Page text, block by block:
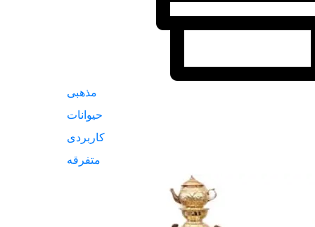
مذهبی
حیوانات
کاربردی
متفرقه